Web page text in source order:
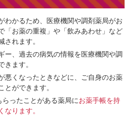
わかるため、医療機関や調剤薬局がお
「お薬の重複」や「飲みあわせ」など
れます。
ー、過去の病気の情報を医療機関や調
ます。
悪くなったときなどに、ご自身のお薬
ができます。
ったことがある薬局にお薬手帳を持
ります。